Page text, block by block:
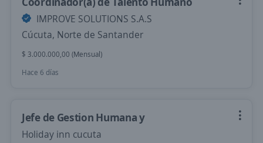
IMPROVE SOLUTIONS S.A.S
Cúcuta, Norte de Santander
$ 3.000.000,00 (Mensual)
Hace 6 días
Jefe de Gestion Humana y
Holiday inn cucuta